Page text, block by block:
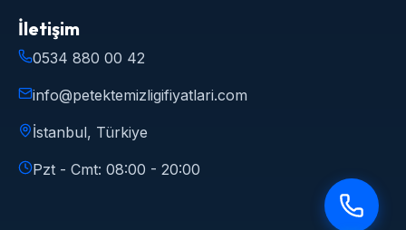
İletişim
0534 880 00 42
info@petektemizligifiyatlari.com
İstanbul, Türkiye
Pzt - Cmt: 08:00 - 20:00